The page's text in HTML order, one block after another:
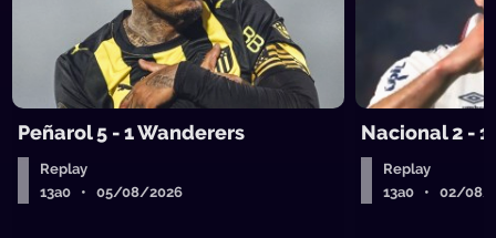
Peñarol 5 - 1 Wanderers
Replay
13a0 • 05/08/2026
Nacional 2 -
Replay
13a0 • 02/08/